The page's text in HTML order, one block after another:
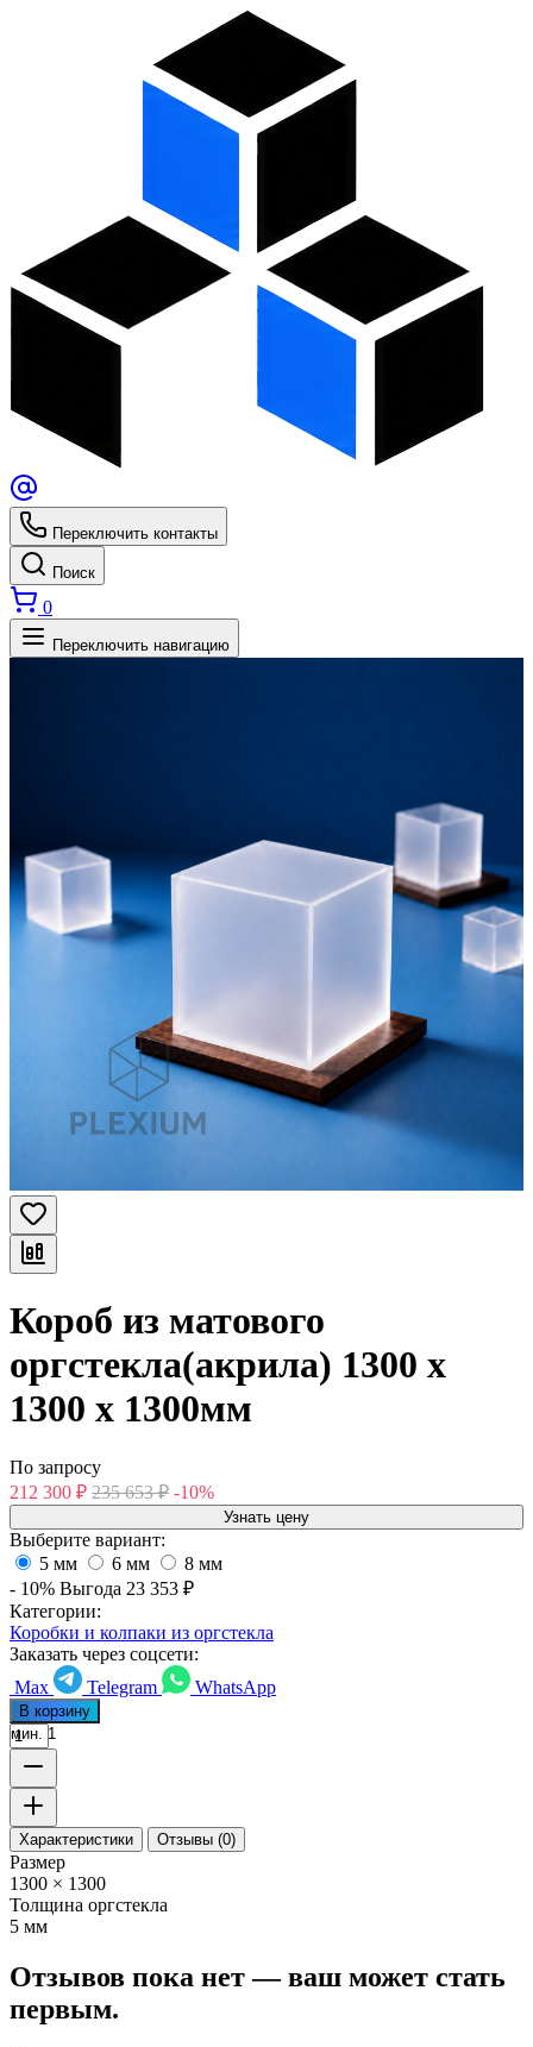
Переключить контакты
Поиск
0
Переключить навигацию
Короб из матового
оргстекла(акрила) 1300 х
1300 х 1300мм
По запросу
212 300 ₽ 235 653 ₽ -10%
Узнать цену
Выберите вариант:
5 мм
6 мм
8 мм
- 10% Выгода 23 353 ₽
Категории:
Коробки и колпаки из оргстекла
Заказать через соцсети:
Max
Telegram WhatsApp
В корзину
мин. 1
Характеристики Отзывы (0)
Размер
1300 × 1300
Толщина оргстекла
5 мм
Отзывов пока нет — ваш может стать
первым.